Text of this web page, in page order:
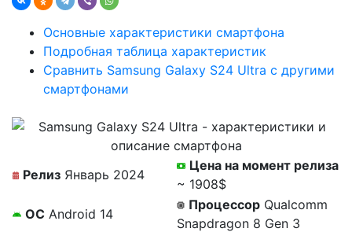
Основные характеристики смартфона
Подробная таблица характеристик
Сравнить Samsung Galaxy S24 Ultra с другими
смартфонами
Релиз Январь 2024
Цена на момент релиза
~ 1908$
ОСAndroid 14
ПроцессорQualcomm
Snapdragon 8 Gen 3